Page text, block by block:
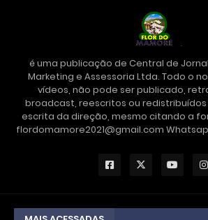
é uma publicação de Central de
Marketing e Assessoria Ltda. Todo o
vídeos, não pode ser publicado,
broadcast, reescritos ou
escrita da direção, mesmo citando a
flordomamore2021@gmail.com